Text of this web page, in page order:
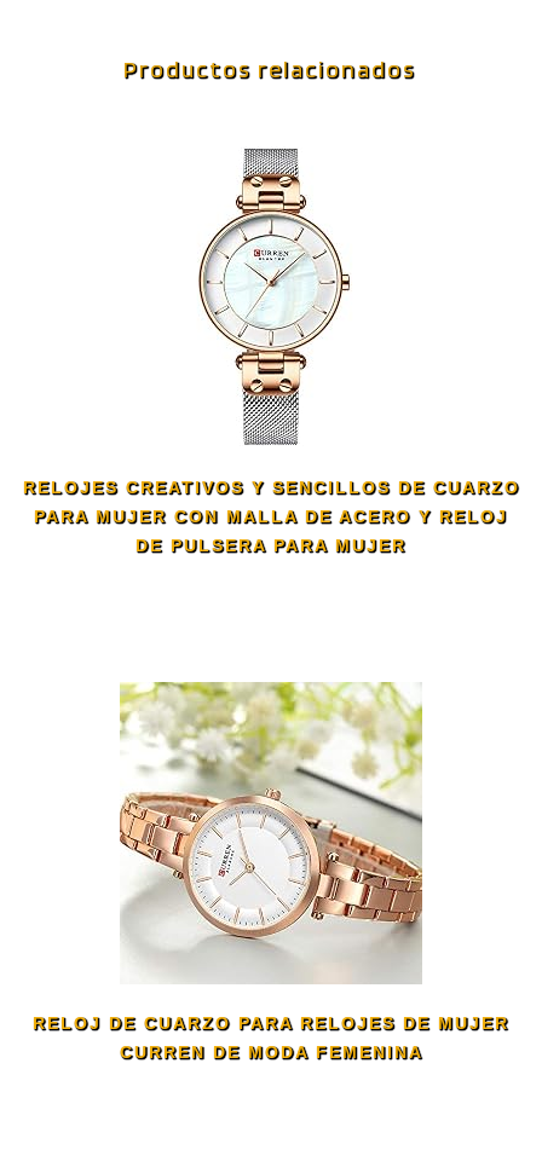
Productos relacionados
RELOJES CREATIVOS Y SENCILLOS DE CUARZO
PARA MUJER CON MALLA DE ACERO Y RELOJ
DE PULSERA PARA MUJER
RELOJ DE CUARZO PARA RELOJES DE MUJER
CURREN DE MODA FEMENINA